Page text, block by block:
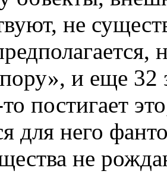
не
и еще 32
постигает
для него
не